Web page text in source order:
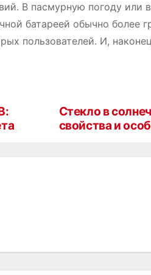
В пасмурную погоду
батареей обычно
пользователей․ И,
Стекло в
свойства и